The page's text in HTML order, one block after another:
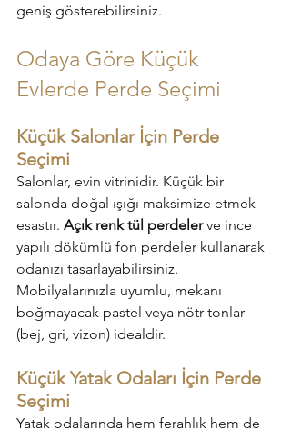
geniş gösterebilirsiniz.
Odaya Göre Küçük
Evlerde Perde Seçimi
Küçük Salonlar İçin Perde
Seçimi
Salonlar, evin vitrinidir. Küçük bir
salonda doğal ışığı maksimize etmek
esastır. Açık renk tül perdeler ve ince
yapılı dökümlü fon perdeler kullanarak
odanızı tasarlayabilirsiniz.
Mobilyalarınızla uyumlu, mekanı
boğmayacak pastel veya nötr tonlar
(bej, gri, vizon) idealdir.
Küçük Yatak Odaları İçin Perde
Seçimi
Yatak odalarında hem ferahlık hem de